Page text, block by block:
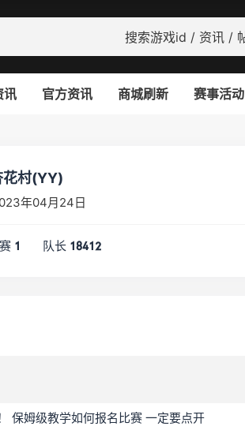
讯 官方资讯 商城刷新 赛事活动
花村(YY)
年04月24日
1 队长 18412
保姆级教学如何报名比赛 一定要点开